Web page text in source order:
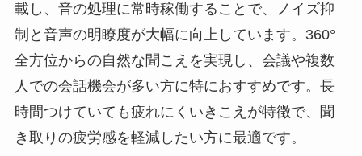
載し、音の処理に常時稼働することで、ノイズ抑
制と音声の明瞭度が大幅に向上しています。360°
全方位からの自然な聞こえを実現し、会議や複数
人での会話機会が多い方に特におすすめです。長
時間つけていても疲れにくいきこえが特徴で、聞
き取りの疲労感を軽減したい方に最適です。